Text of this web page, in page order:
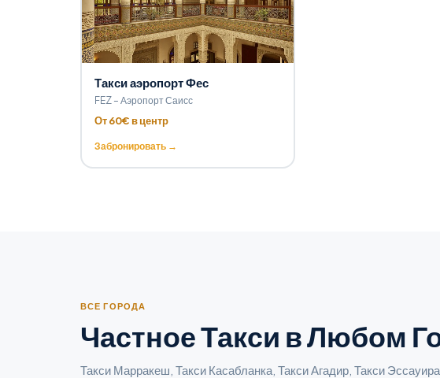
Такси аэропорт Фес
FEZ – Аэропорт Саисс
От 60€ в центр
Забронировать →
ВСЕ ГОРОДА
Частное Такси в Любом
Такси Марракеш, Такси Касабланка, Такси Агадир, Такси